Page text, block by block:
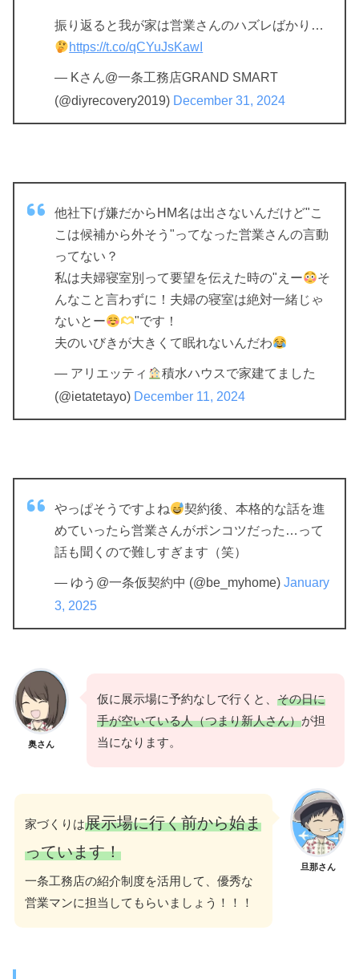
振り返ると我が家は営業さんのハズレばかり…
https://t.co/qCYuJsKawI
— Kさん@一条工務店GRAND SMART
(@diyrecovery2019) December 31, 2024
他社下げ嫌だからHM名は出さないんだけど"こ
こは候補から外そう"ってなった営業さんの言動
ってない？
私は夫婦寝室別って要望を伝えた時の"えー
そ
んなこと言わずに！夫婦の寝室は絶対一緒じゃ
ないとー
"です！
夫のいびきが大きくて眠れないんだわ
— アリエッティ
積水ハウスで家建てました
(@ietatetayo) December 11, 2024
やっぱそうですよね
契約後、本格的な話を進
めていったら営業さんがポンコツだった…って
話も聞くので難しすぎます（笑）
— ゆう@一条仮契約中 (@be_myhome) January
3, 2025
奥さん
仮に展示場に予約なしで行くと、 その日に
手が空いている人（つまり新人さん）が担
当になります。
旦那さん
家づくりは展示場に行く前から始ま
っています！
一条工務店の紹介制度を活用して、優秀な
営業マンに担当してもらいましょう！！！